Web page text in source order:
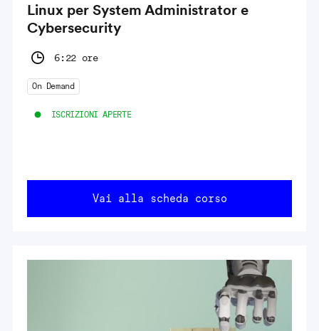
Linux per System Administrator e
Cybersecurity
6:22 ore
On Demand
ISCRIZIONI APERTE
Vai alla scheda corso